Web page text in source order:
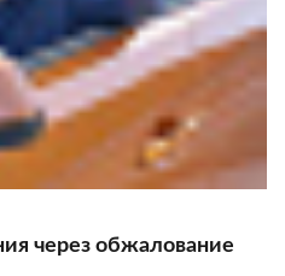
через обжалование